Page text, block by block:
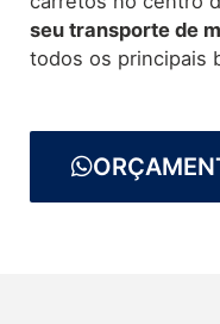
seu transporte de
todos os principais